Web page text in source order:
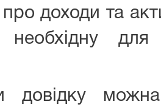
доходи та
необхідну для
довідку